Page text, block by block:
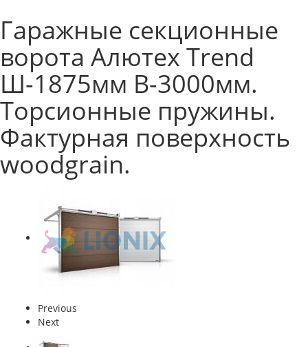
Гаражные секционные
ворота Алютех Trend
Ш-1875мм В-3000мм.
Торсионные пружины.
Фактурная поверхность
woodgrain.
Previous
Next